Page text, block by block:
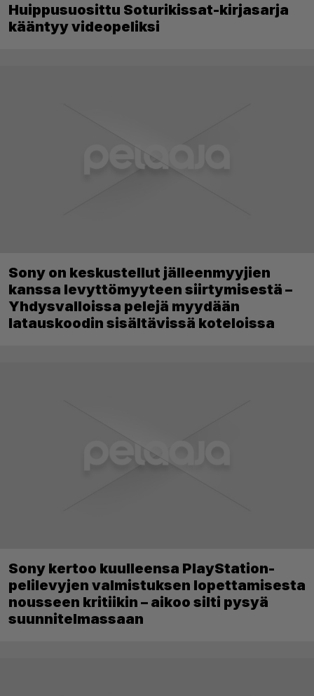
Huippusuosittu Soturikissat-kirjasarja
kääntyy videopeliksi
Sony on keskustellut jälleenmyyjien
kanssa levyttömyyteen siirtymisestä –
Yhdysvalloissa pelejä myydään
latauskoodin sisältävissä koteloissa
Sony kertoo kuulleensa PlayStation-
pelilevyjen valmistuksen lopettamisesta
nousseen kritiikin – aikoo silti pysyä
suunnitelmassaan